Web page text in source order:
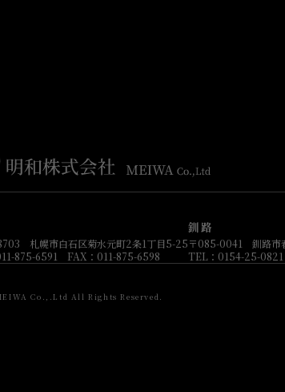
札幌市白石区菊水元町2条1丁目5-25
875-6591 FAX：011-875-6598
釧路
〒085-0041 釧路市
TEL：0154-25-
Co.,.Ltd All Rights Reserved.